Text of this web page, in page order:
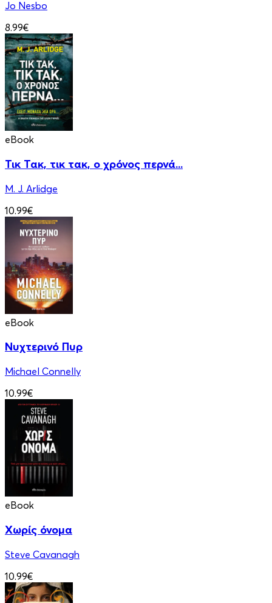
Jo Nesbo
8.99€
eBook
Τικ Τακ, τικ τακ, ο χρόνος περνά...
M. J. Arlidge
10.99€
eBook
Νυχτερινό Πυρ
Michael Connelly
10.99€
eBook
Χωρίς όνομα
Steve Cavanagh
10.99€